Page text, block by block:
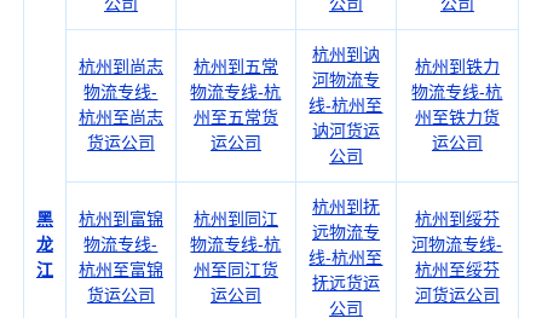
黑
龙
江
杭州到尚志
物流专线-
杭州至尚志
货运公司
杭州到五常
物流专线-杭
州至五常货
运公司
杭州到讷
河物流专
线-杭州至
讷河货运
公司
杭州到铁力
物流专线-杭
州至铁力货
运公司
杭州到富锦
物流专线-
杭州至富锦
货运公司
杭州到同江
物流专线-杭
州至同江货
运公司
杭州到抚
远物流专
线-杭州至
抚远货运
公司
杭州到绥芬
河物流专线-
杭州至绥芬
河货运公司